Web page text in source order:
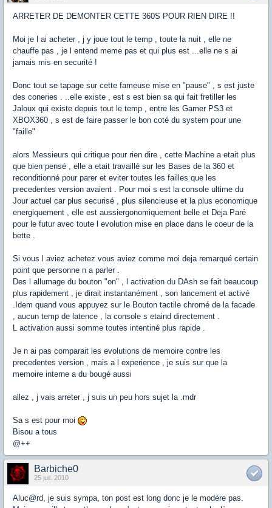
ARRETER DE DEMONTER CETTE 360S POUR RIEN DIRE !!
Moi je l ai acheter , j y joue tout le temp , toute la nuit , elle ne
chauffe pas , je l entend meme pas et qui plus est ...elle ne s ai
jamais mis en securité !
Donc tout se tapage sur cette fameuse mise en "pause" , s est juste
des coneries . ..elle existe , est s est bien sa qui fait fretiller les
Jaloux qui existe depuis tout le temp , entre les Gamer PS3 et
XBOX360 , s est de faire passer le bon coté du system pour une
"faille"
alors Messieurs qui critique pour rien dire , cette Machine a etait plus
que bien pensé , elle a etait travaillé sur les Bases de la 360 et
reconditionné pour parer et eviter toutes les failles que les
precedentes version avaient . Pour moi s est la console ultime du
Jour actuel car plus securisé , plus silencieuse et la plus economique
energiquement , elle est aussiergonomiquement belle et Deja Paré
pour le futur avec toute l evolution mise en place dans le coeur de la
bette .
Si vous l aviez achetez vous aviez comme moi deja remarqué certain
point que personne n a parler .
Des l allumage du bouton "on" , l activation du DAsh se fait beaucoup
plus rapidement , je dirait instantanément , son lancement et activé
.Idem quand vous appuyez sur le Bouton tactile chromé de la facade
, aucun temp de latence , la console s etaind directement .
L activation aussi somme toutes intentiné plus rapide .
Je n ai pas comparait les evolutions de memoire contre les
precedentes version , mais a l experience , je suis sur que la
memoire interne a du bougé aussi
allez , j vais arreter , j suis un peu hors sujet la .mdr
Sa s est pour moi
Bisou a tous
@++
Barbiche0
25 juil. 2010
Aluc@rd, je suis sympa, ton post est long donc je le modère pas.